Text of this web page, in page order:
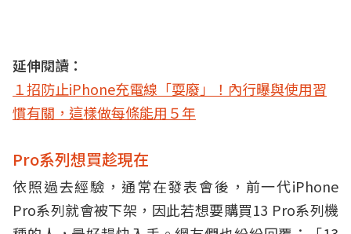
延伸閱讀：
１招防止iPhone充電線「耍廢」！內行曝與使用習
慣有關，這樣做每條能用５年
Pro系列想買趁現在
依照過去經驗，通常在發表會後，前一代iPhone
Pro系列就會被下架，因此若想要購買13 Pro系列機